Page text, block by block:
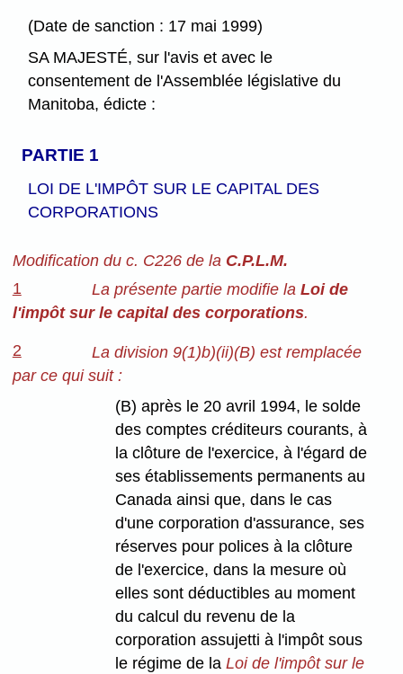
(Date de sanction : 17 mai 1999)
SA MAJESTÉ, sur l'avis et avec le
consentement de l'Assemblée législative du
Manitoba, édicte :
PARTIE 1
LOI DE L'IMPÔT SUR LE CAPITAL DES
CORPORATIONS
Modification du c. C226 de la C.P.L.M.
1
La présente partie modifie la Loi de
l'impôt sur le capital des corporations.
2
La division 9(1)b)(ii)(B) est remplacée
par ce qui suit :
(B) après le 20 avril 1994, le solde
des comptes créditeurs courants, à
la clôture de l'exercice, à l'égard de
ses établissements permanents au
Canada ainsi que, dans le cas
d'une corporation d'assurance, ses
réserves pour polices à la clôture
de l'exercice, dans la mesure où
elles sont déductibles au moment
du calcul du revenu de la
corporation assujetti à l'impôt sous
le régime de laLoi de l'impôt sur le